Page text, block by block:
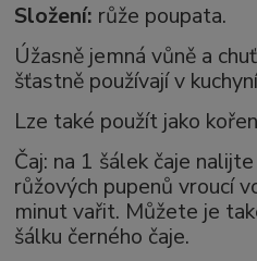
Složení: růže poupata.
Úžasně jemná vůně a
šťastně používají v
Lze také použít jako
Čaj: na 1 šálek čaje
růžových pupenů vroucí
minut vařit. Můžete je
šálku černého čaje.